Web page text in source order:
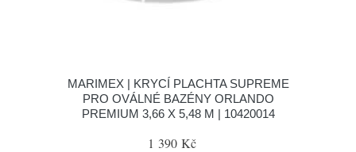
MARIMEX | KRYCÍ PLACHTA SUPREME
PRO OVÁLNÉ BAZÉNY ORLANDO
PREMIUM 3,66 X 5,48 M | 10420014
1 390 Kč